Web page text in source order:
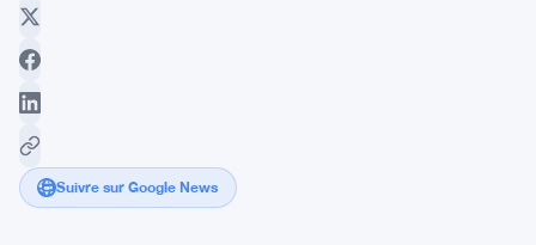
Suivre sur Google News